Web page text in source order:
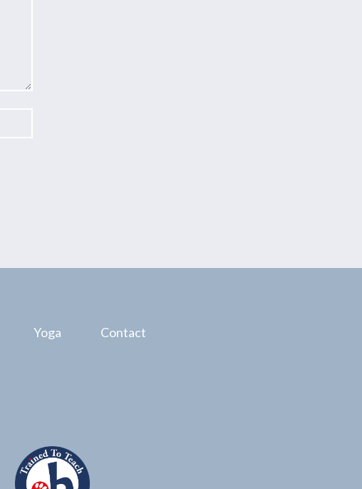
Yoga Contact